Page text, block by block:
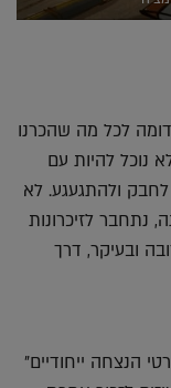
לכל מה שהכרנו
נוכל להיות עם
ולהתגעגע. לא
נתחבר לזיכרונות
ובעיקר, דרך
הנצחה ייחודיים"